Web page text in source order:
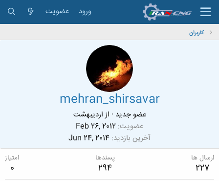
ورود عضویت
کاربران
mehran_shirsavar
عضو جدید · ازاردیبهشت
عضویت Feb 26, 2012
آخرین بازدید Jun 24, 2014
ارسال ها
227
پسندها
294
امتیاز
0